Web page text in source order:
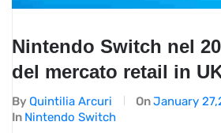
Nintendo Switch nel
del mercato retail in
By Quintilia Arcuri OnJanuary
In Nintendo Switch